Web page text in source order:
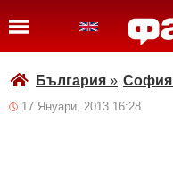
България » София
17 Януари, 2013 16:28